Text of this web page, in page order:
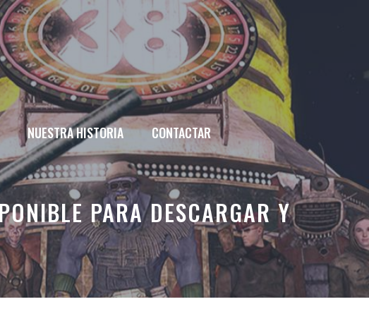
NUESTRA HISTORIA CONTACTAR
PARA DESCARGAR Y